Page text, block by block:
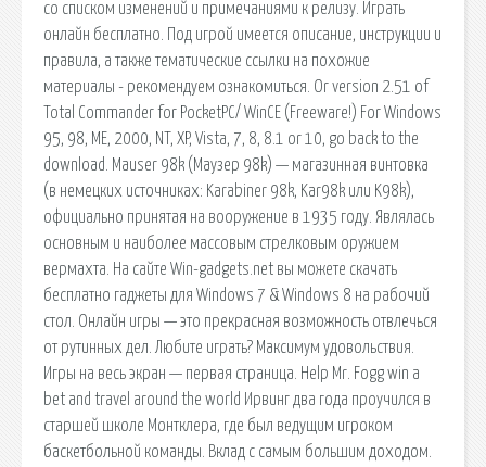
со списком изменений и примечаниями к релизу. Играть
онлайн бесплатно. Под игрой имеется описание, инструкции и
правила, а также тематические ссылки на похожие
материалы - рекомендуем ознакомиться. Or version 2.51 of
Total Commander for PocketPC/ WinCE (Freeware!) For Windows
95, 98, ME, 2000, NT, XP, Vista, 7, 8, 8.1 or 10, go back to the
download. Mauser 98k (Маузер 98k) — магазинная винтовка
(в немецких источниках: Karabiner 98k, Kar98k или K98k),
официально принятая на вооружение в 1935 году. Являлась
основным и наиболее массовым стрелковым оружием
вермахта. На сайте Win-gadgets.net вы можете скачать
бесплатно гаджеты для Windows 7 & Windows 8 на рабочий
стол. Онлайн игры — это прекрасная возможность отвлечься
от рутинных дел. Любите играть? Максимум удовольствия.
Игры на весь экран — первая страница. Help Mr. Fogg win a
bet and travel around the world Ирвинг два года проучился в
старшей школе Монтклера, где был ведущим игроком
баскетбольной команды. Вклад с самым большим доходом.